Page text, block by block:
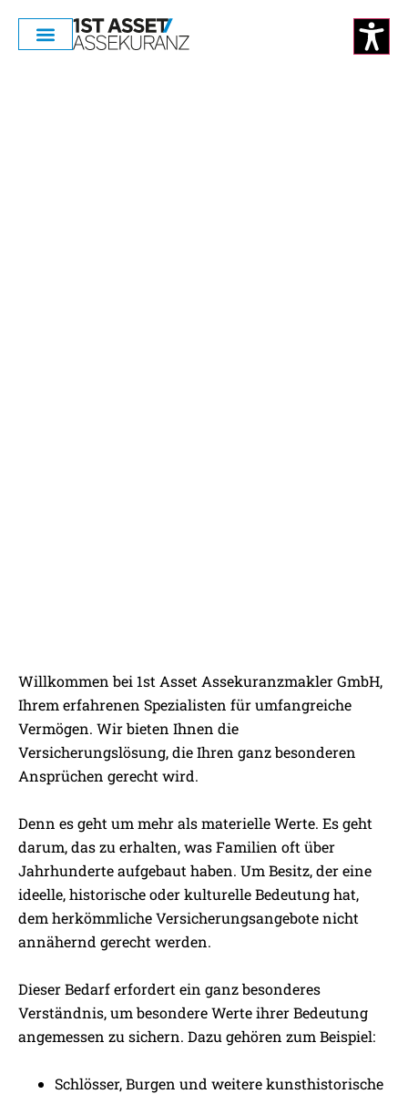
BESONDERE KOMPETENZ
Willkommen bei 1st Asset Assekuranzmakler GmbH,
Ihrem erfahrenen Spezialisten für umfangreiche
Vermögen. Wir bieten Ihnen die
Versicherungslösung, die Ihren ganz besonderen
Ansprüchen gerecht wird.
Denn es geht um mehr als materielle Werte. Es geht
darum, das zu erhalten, was Familien oft über
Jahrhunderte aufgebaut haben. Um Besitz, der eine
ideelle, historische oder kulturelle Bedeutung hat,
dem herkömmliche Versicherungsangebote nicht
annähernd gerecht werden.
Dieser Bedarf erfordert ein ganz besonderes
Verständnis, um besondere Werte ihrer Bedeutung
angemessen zu sichern. Dazu gehören zum Beispiel:
Schlösser, Burgen und weitere kunsthistorische